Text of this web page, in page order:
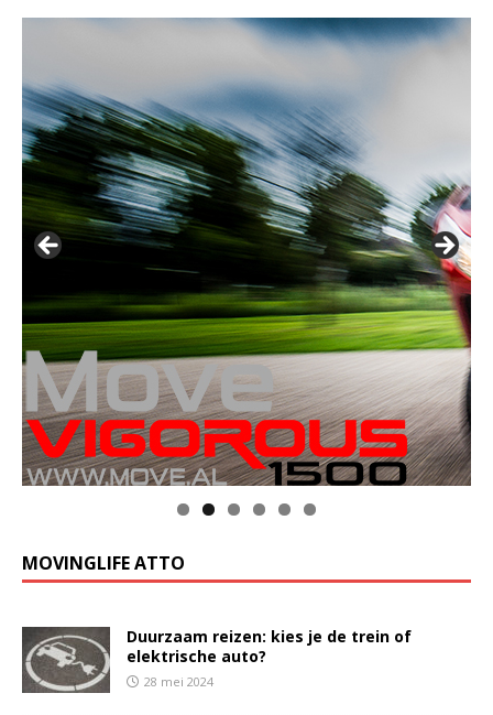
MOVINGLIFE ATTO
Duurzaam reizen: kies je de trein of
elektrische auto?
28 mei 2024